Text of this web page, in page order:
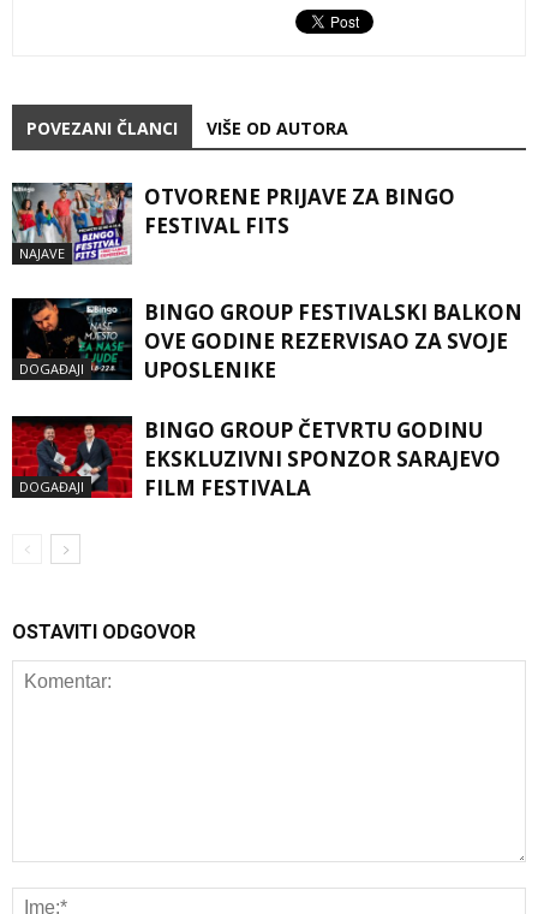
POVEZANI ČLANCI VIŠE OD AUTORA
NAJAVE
OTVORENE PRIJAVE ZA BINGO
FESTIVAL FITS
DOGAĐAJI
BINGO GROUP FESTIVALSKI BALKON
OVE GODINE REZERVISAO ZA SVOJE
UPOSLENIKE
DOGAĐAJI
BINGO GROUP ČETVRTU GODINU
EKSKLUZIVNI SPONZOR SARAJEVO
FILM FESTIVALA
OSTAVITI ODGOVOR